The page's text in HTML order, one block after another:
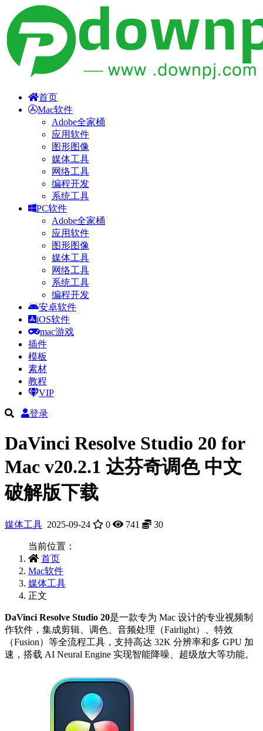
首页
Mac软件
Adobe全家桶
应用软件
图形图像
媒体工具
网络工具
编程开发
系统工具
PC软件
Adobe全家桶
应用软件
图形图像
媒体工具
网络工具
系统工具
编程开发
安卓软件
iOS软件
mac游戏
插件
模板
素材
教程
VIP
登录
DaVinci Resolve Studio 20 for
Mac v20.2.1 达芬奇调色 中文
破解版下载
媒体工具 2025-09-24 0 741 30
当前位置：
首页
Mac软件
媒体工具
正文
DaVinci Resolve Studio 20是一款专为 Mac 设计的专业视频制
作软件，集成剪辑、调色、音频处理（Fairlight）、特效
（Fusion）等全流程工具，支持高达 32K 分辨率和多 GPU 加
速，搭载 AI Neural Engine 实现智能降噪、超级放大等功能。